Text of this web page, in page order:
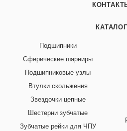
КАТАЛОГ
Подшипники
Сферические шарниры
Подшипниковые узлы
Втулки скольжения
Звездочки цепные
Шестерни зубчатые
Зубчатые рейки для ЧПУ